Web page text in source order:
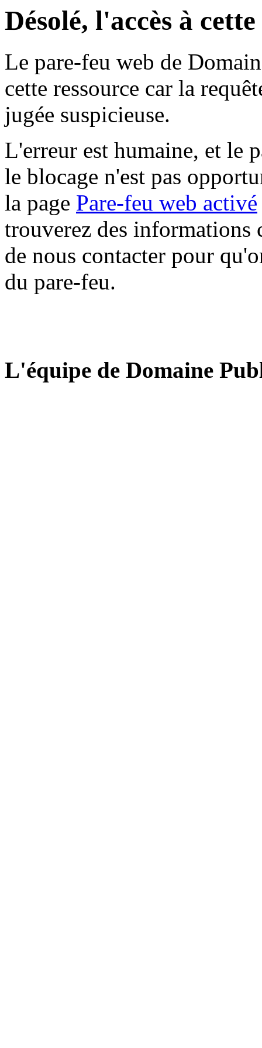
Désolé, l'accès à
Le pare-feu web de
cette ressource car la
jugée suspicieuse.
L'erreur est humaine, et le
le blocage n'est pas
la page Pare-feu web activé
trouverez des informations
de nous contacter pour
du pare-feu.
L'équipe de Domaine